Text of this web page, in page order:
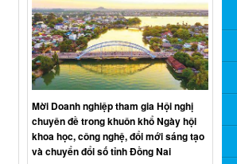
Mời Doanh nghiệp tham gia Hội nghị
chuyên đề trong khuôn khổ Ngày hội
khoa học, công nghệ, đổi mới sáng tạo
và chuyển đổi số tỉnh Đồng Nai